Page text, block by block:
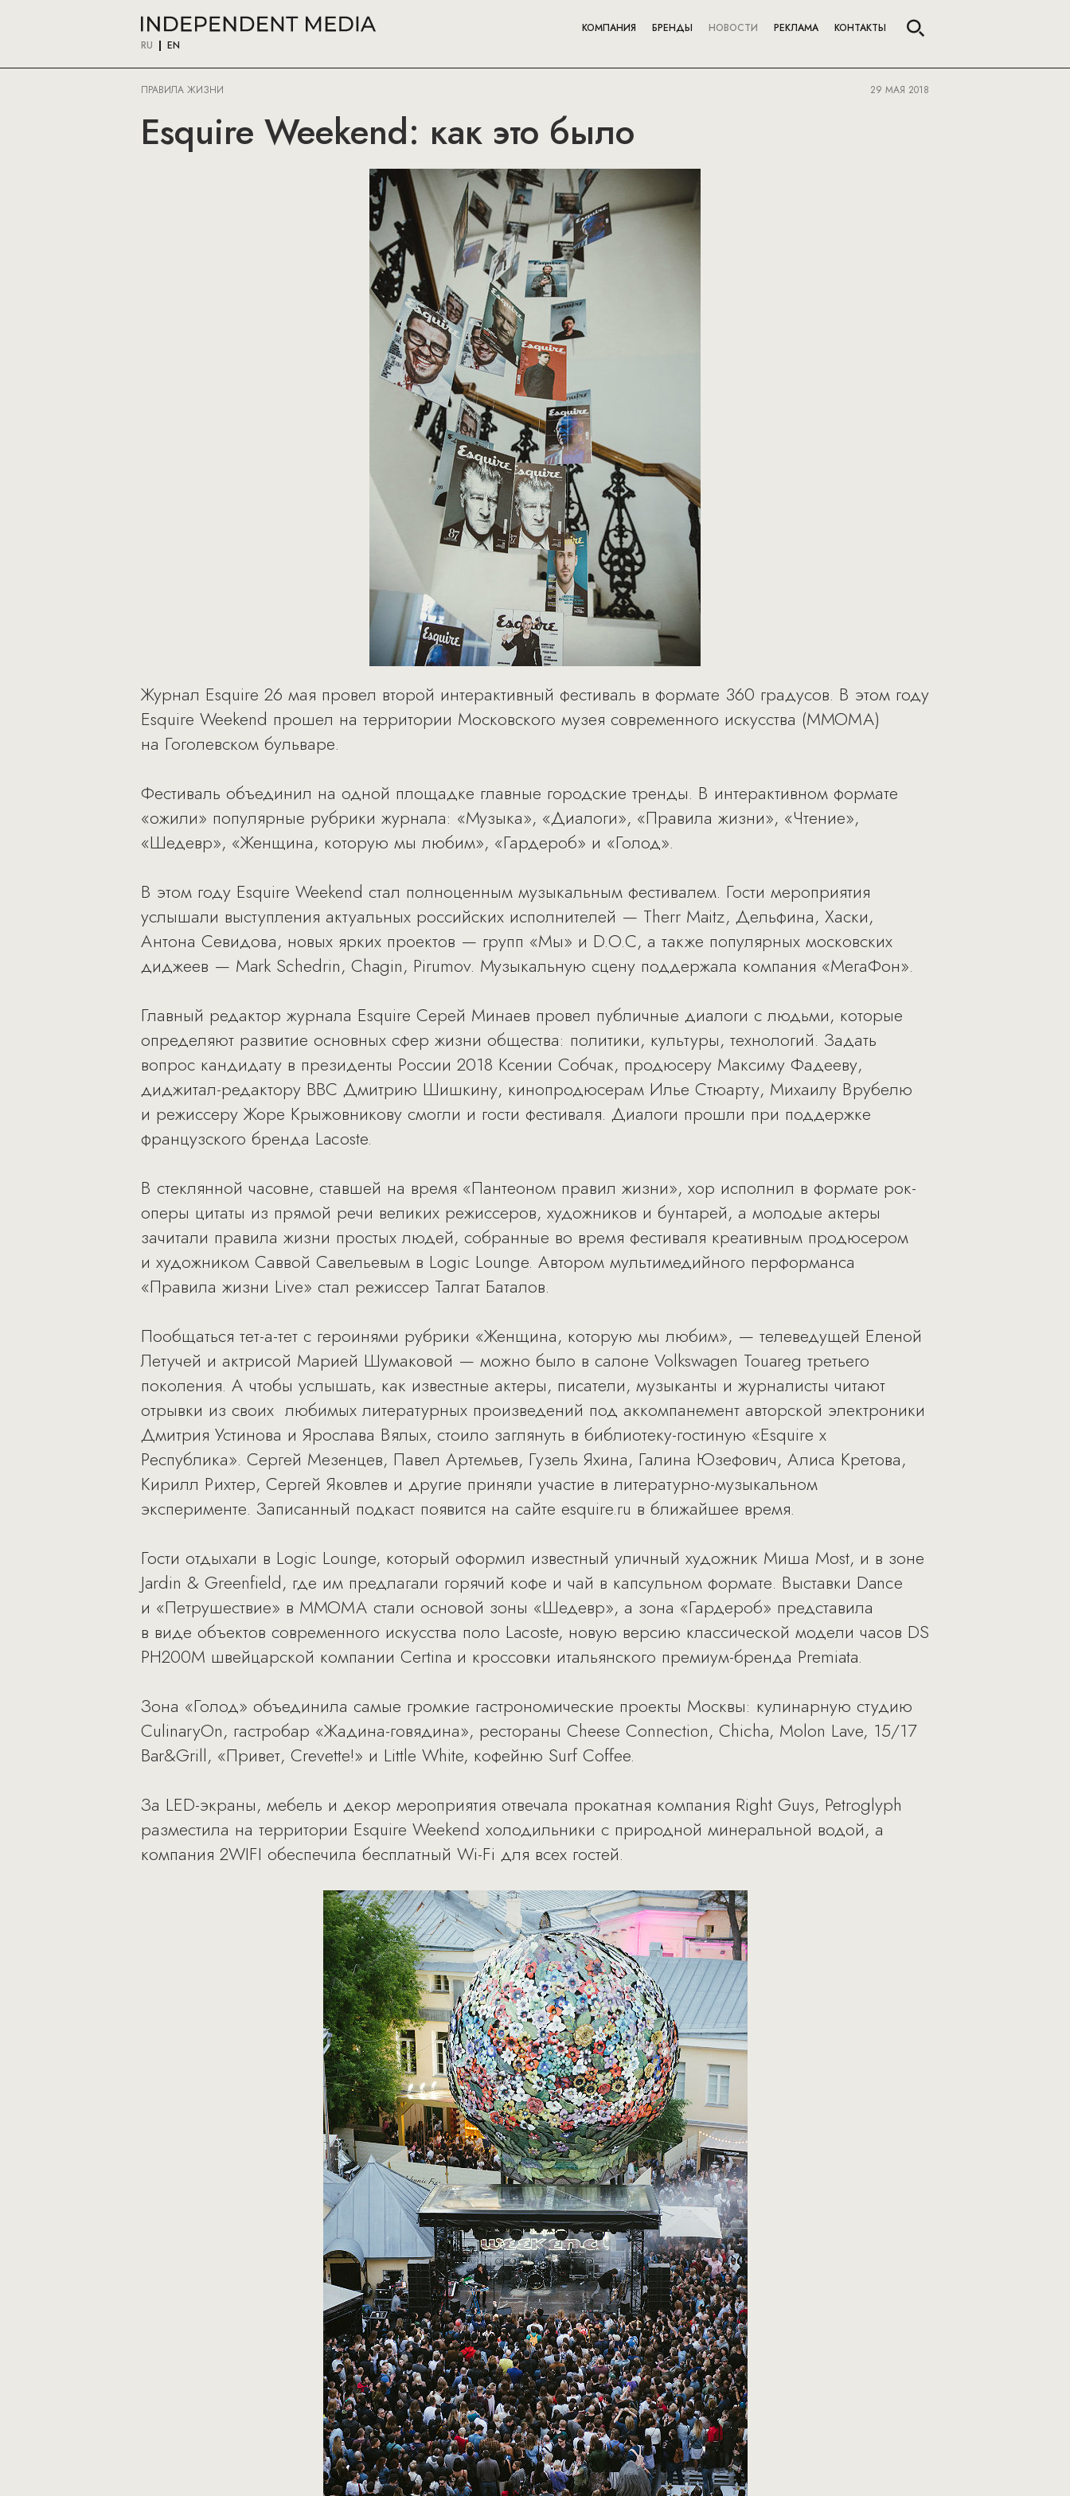
RU EN
КОМПАНИЯ БРЕНДЫ НОВОСТИ РЕКЛАМА КОНТАКТЫ
ПРАВИЛА ЖИЗНИ 29 МАЯ 2018
Esquire Weekend: как это было
Журнал Esquire 26 мая провел второй интерактивный фестиваль в формате 360 градусов. В этом году
Esquire Weekend прошел на территории Московского музея современного искусства (ММОМА)
на Гоголевском бульваре.
Фестиваль объединил на одной площадке главные городские тренды. В интерактивном формате
«ожили» популярные рубрики журнала: «Музыка», «Диалоги», «Правила жизни», «Чтение»,
«Шедевр», «Женщина, которую мы любим», «Гардероб» и «Голод».
В этом году Esquire Weekend стал полноценным музыкальным фестивалем. Гости мероприятия
услышали выступления актуальных российских исполнителей — Therr Maitz, Дельфина, Хаски,
Антона Севидова, новых ярких проектов — групп «Мы» и D.O.C, а также популярных московских
диджеев — Mark Schedrin, Chagin, Pirumov. Музыкальную сцену поддержала компания «МегаФон».
Главный редактор журнала Esquire Серей Минаев провел публичные диалоги с людьми, которые
определяют развитие основных сфер жизни общества: политики, культуры, технологий. Задать
вопрос кандидату в президенты России 2018 Ксении Собчак, продюсеру Максиму Фадееву,
диджитал-редактору BBC Дмитрию Шишкину, кинопродюсерам Илье Стюарту, Михаилу Врубелю
и режиссеру Жоре Крыжовникову смогли и гости фестиваля. Диалоги прошли при поддержке
французского бренда Lacoste.
В стеклянной часовне, ставшей на время «Пантеоном правил жизни», хор исполнил в формате рок-
оперы цитаты из прямой речи великих режиссеров, художников и бунтарей, а молодые актеры
зачитали правила жизни простых людей, собранные во время фестиваля креативным продюсером
и художником Саввой Савельевым в Logic Lounge. Автором мультимедийного перформанса
«Правила жизни Live» стал режиссер Талгат Баталов.
Пообщаться тет-а-тет с героинями рубрики «Женщина, которую мы любим», — телеведущей Еленой
Летучей и актрисой Марией Шумаковой — можно было в салоне Volkswagen Touareg третьего
поколения. А чтобы услышать, как известные актеры, писатели, музыканты и журналисты читают
отрывки из своих любимых литературных произведений под аккомпанемент авторской электроники
Дмитрия Устинова и Ярослава Вялых, стоило заглянуть в библиотеку-гостиную «Esquire x
Республика». Сергей Мезенцев, Павел Артемьев, Гузель Яхина, Галина Юзефович, Алиса Кретова,
Кирилл Рихтер, Сергей Яковлев и другие приняли участие в литературно-музыкальном
эксперименте. Записанный подкаст появится на сайте esquire.ru в ближайшее время.
Гости отдыхали в Logic Lounge, который оформил известный уличный художник Миша Most, и в зоне
Jardin & Greenfield, где им предлагали горячий кофе и чай в капсульном формате. Выставки Dance
и «Петрушествие» в ММОМА стали основой зоны «Шедевр», а зона «Гардероб» представила
в виде объектов современного искусства поло Lacoste, новую версию классической модели часов DS
PH200M швейцарской компании Certina и кроссовки итальянского премиум-бренда Premiata.
Зона «Голод» объединила самые громкие гастрономические проекты Москвы: кулинарную студию
CulinaryOn, гастробар «Жадина-говядина», рестораны Cheese Сonnection, Chicha, Molon Lave, 15/17
Bar&Grill, «Привет, Сrevette!» и Little White, кофейню Surf Coffee.
За LED-экраны, мебель и декор мероприятия отвечала прокатная компания Right Guys, Petroglyph
разместила на территории Esquire Weekend холодильники с природной минеральной водой, а
компания 2WIFI обеспечила бесплатный Wi-Fi для всех гостей.